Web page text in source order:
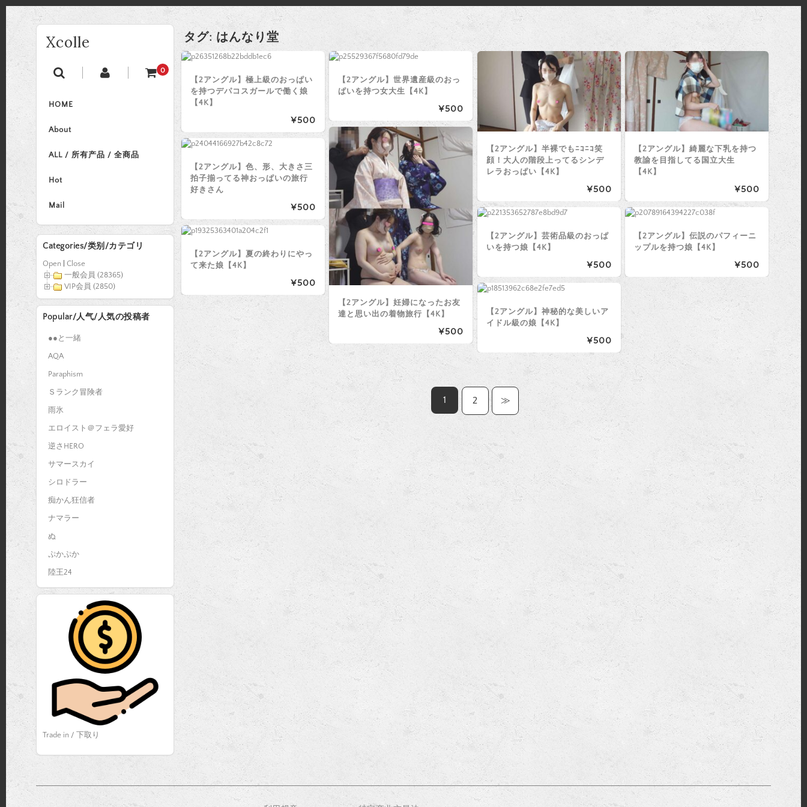
Xcolle
0
HOME
About
ALL / 所有产品 / 全商品
Hot
Mail
タグ: はんなり堂
【2アングル】極上級のおっぱい
を持つデパコスガールで働く娘
【4K】
¥500
【2アングル】世界遺産級のおっ
ぱいを持つ女大生【4K】
¥500
【2アングル】半裸でもﾆｺﾆｺ笑
顔！大人の階段上ってるシンデ
レラおっぱい【4K】
¥500
【2アングル】綺麗な下乳を持つ
教諭を目指してる国立大生
【4K】
¥500
【2アングル】妊婦になったお友
達と思い出の着物旅行【4K】
¥500
【2アングル】色、形、大きさ三
拍子揃ってる神おっぱいの旅行
好きさん
¥500
【2アングル】芸術品級のおっぱ
いを持つ娘【4K】
¥500
【2アングル】伝説のパフィーニ
ップルを持つ娘【4K】
¥500
【2アングル】夏の終わりにやっ
て来た娘【4K】
¥500
【2アングル】神秘的な美しいア
イドル級の娘【4K】
¥500
1 2 ≫
Categories/类别/カテゴリ
Open
Close
一般会員 (28365)
VIP会員 (2850)
Popular/人气/人気の投稿者
●●と一緒
AQA
Paraphism
Ｓランク冒険者
雨氷
エロイスト＠フェラ愛好
逆さHERO
サマースカイ
シロドラー
痴かん狂信者
ナマラー
ぬ
ぷかぷか
陸王24
Trade in / 下取り